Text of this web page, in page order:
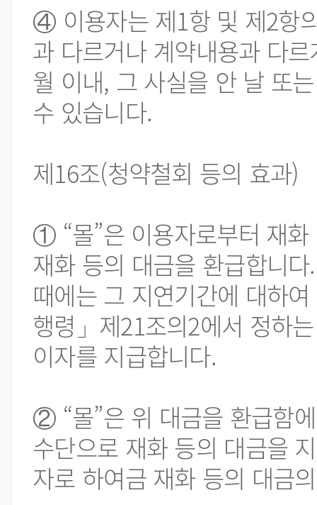
④ 이용자는 제1항 및 제2항
과 다르거나 계약내용과 다
월 이내, 그 사실을 안 날 또
수 있습니다.
제16조(청약철회 등의 효과)
① “몰”은 이용자로부터 재
재화 등의 대금을 환급합니
때에는 그 지연기간에 대하
행령」제21조의2에서 정하
이자를 지급합니다.
② “몰”은 위 대금을 환급함
수단으로 재화 등의 대금을
자로 하여금 재화 등의 대금